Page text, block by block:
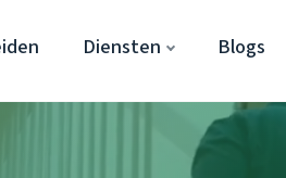
Diensten Blogs